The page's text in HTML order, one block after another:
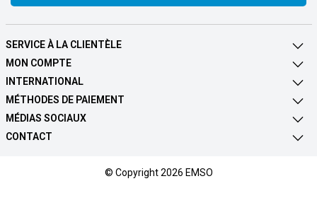
SERVICE À LA CLIENTÈLE
MON COMPTE
INTERNATIONAL
MÉTHODES DE PAIEMENT
MÉDIAS SOCIAUX
CONTACT
© Copyright 2026 EMSO